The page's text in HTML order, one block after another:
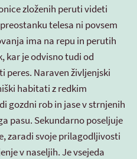
zloženih peruti videti
telesa ni povsem
ima na repu in perutih
kar je odvisno tudi od
Naraven življenjski
habitati z redkim
gozdni rob in jase v strnjenih
pasu. Sekundarno poseljuje
zaradi svoje prilagodljivosti
v naseljih. Je vsejeda